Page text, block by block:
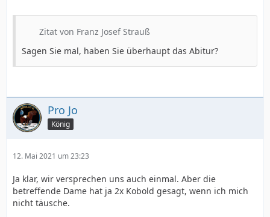
Zitat von Franz Josef Strauß
Sagen Sie mal, haben Sie überhaupt das Abitur?
Pro Jo
König
12. Mai 2021 um 23:23
Ja klar, wir versprechen uns auch einmal. Aber die
betreffende Dame hat ja 2x Kobold gesagt, wenn ich mich
nicht täusche.